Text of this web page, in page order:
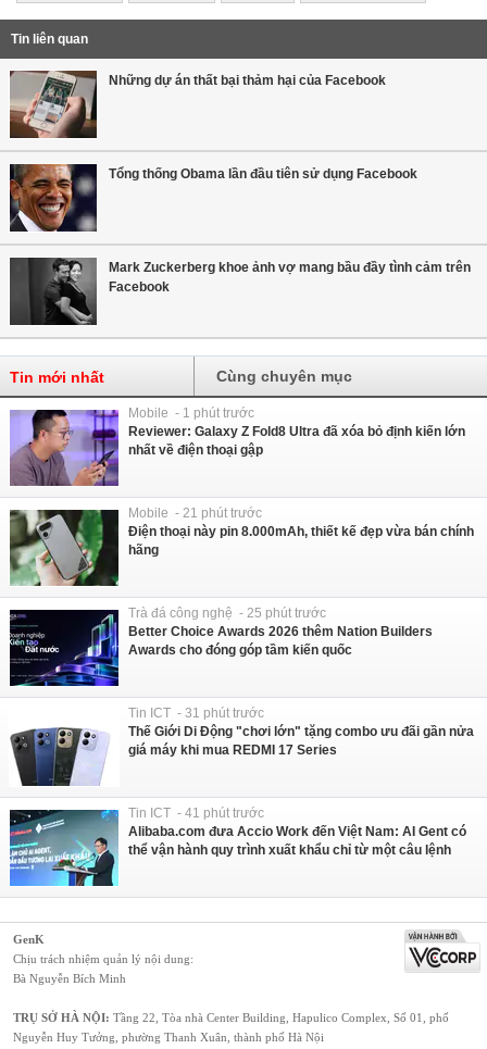
Tin liên quan
Những dự án thất bại thảm hại của Facebook
Tổng thống Obama lần đầu tiên sử dụng Facebook
Mark Zuckerberg khoe ảnh vợ mang bầu đầy tình cảm trên
Facebook
Tin mới nhất Cùng chuyên mục
Mobile - 1 phút trước
Reviewer: Galaxy Z Fold8 Ultra đã xóa bỏ định kiến lớn
nhất về điện thoại gập
Mobile - 21 phút trước
Điện thoại này pin 8.000mAh, thiết kế đẹp vừa bán chính
hãng
Trà đá công nghệ - 25 phút trước
Better Choice Awards 2026 thêm Nation Builders
Awards cho đóng góp tầm kiến quốc
Tin ICT - 31 phút trước
Thế Giới Di Động "chơi lớn" tặng combo ưu đãi gần nửa
giá máy khi mua REDMI 17 Series
Tin ICT - 41 phút trước
Alibaba.com đưa Accio Work đến Việt Nam: AI Gent có
thể vận hành quy trình xuất khẩu chỉ từ một câu lệnh
GenK
Chịu trách nhiệm quản lý nội dung:
Bà Nguyễn Bích Minh
TRỤ SỞ HÀ NỘI: Tầng 22, Tòa nhà Center Building, Hapulico Complex, Số 01, phố
Nguyễn Huy Tưởng, phường Thanh Xuân, thành phố Hà Nội